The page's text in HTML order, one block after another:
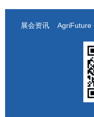
展会资讯 AgriFuture